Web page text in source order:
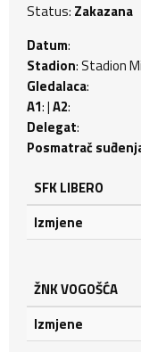
Status: Zakazana
Datum:
Stadion: Stadion
Gledalaca:
A1: |A2:
Delegat:
Posmatrač
SFK LIBERO
Izmjene
ŽNK VOGOŠĆA
Izmjene